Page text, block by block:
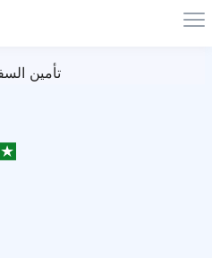
تأمين